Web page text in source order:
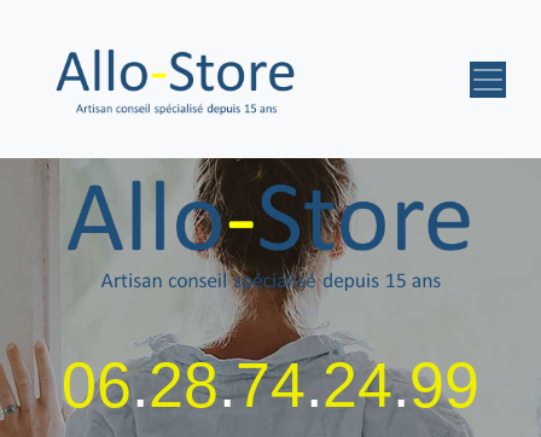
06.28.74.24.99